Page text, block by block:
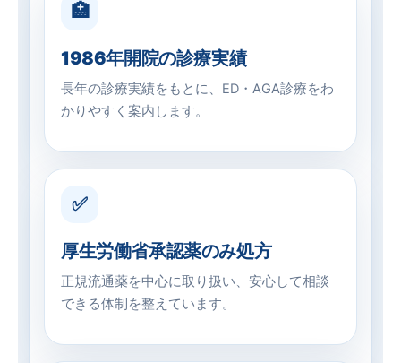
🏥
1986年開院の診療実績
長年の診療実績をもとに、ED・AGA診療をわ
かりやすく案内します。
✅
厚生労働省承認薬のみ処方
正規流通薬を中心に取り扱い、安心して相談
できる体制を整えています。